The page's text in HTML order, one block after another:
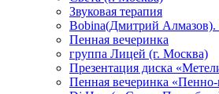
Звуковая терапия
Bobina(Дмитрий Алмазов).
Пенная вечеринка
группа Лицей (г. Москва)
Презентация диска
Пенная вечеринка «Пенно-